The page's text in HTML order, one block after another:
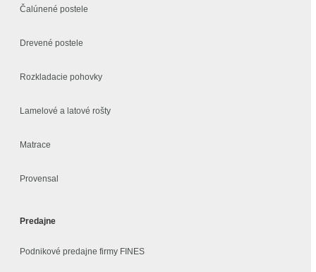
Čalúnené postele
Drevené postele
Rozkladacie pohovky
Lamelové a latové rošty
Matrace
Provensal
Predajne
Podnikové predajne firmy FINES